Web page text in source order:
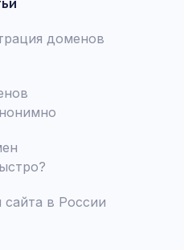
доменов
в России